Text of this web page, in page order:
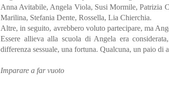
Anna Avitabile, Angela Viola, Susi Mormile, Patrizia
Marilina, Stefania Dente, Rossella, Lia Chierchia.
Altre, in seguito, avrebbero voluto partecipare, ma
Essere allieva alla scuola di Angela era
differenza sessuale, una fortuna. Qualcuna, un paio di
Imparare a far vuoto